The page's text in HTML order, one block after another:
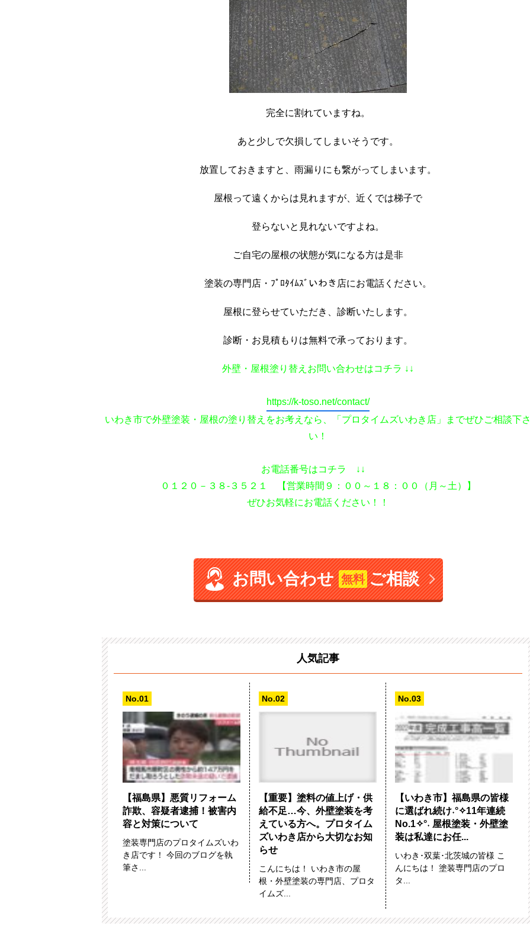
完全に割れていますね。
あと少しで欠損してしまいそうです。
放置しておきますと、雨漏りにも繋がってしまいます。
屋根って遠くからは見れますが、近くでは梯子で
登らないと見れないですよね。
ご自宅の屋根の状態が気になる方は是非
塗装の専門店・ﾌﾟﾛﾀｲﾑｽﾞいわき店にお電話ください。
屋根に登らせていただき、診断いたします。
診断・お見積もりは無料で承っております。
外壁・屋根塗り替えお問い合わせはコチラ ↓↓
https://k-toso.net/contact/
いわき市で外壁塗装・屋根の塗り替えをお考えなら、「プロタイムズいわき店」までぜひご相談下さ
い！
お電話番号はコチラ ↓↓
０１２０－３８-３５２１ 【営業時間９：００～１８：００（月～土）】
ぜひお気軽にお電話ください！！
お問い合わせ無料 ご相談
人気記事
【福島県】悪質リフォーム
詐欺、容疑者逮捕！被害内
容と対策について
塗装専門店のプロタイムズいわ
き店です！ 今回のブログを執
筆さ...
【重要】塗料の値上げ・供
給不足…今、外壁塗装を考
えている方へ。プロタイム
ズいわき店から大切なお知
らせ
こんにちは！ いわき市の屋
根・外壁塗装の専門店、プロタ
イムズ...
【いわき市】福島県の皆様
に選ばれ続け˖°✧11年連続
No.1✧°˖ 屋根塗装・外壁塗
装は私達にお任...
いわき･双葉･北茨城の皆様 こ
んにちは！ 塗装専門店のプロ
タ...